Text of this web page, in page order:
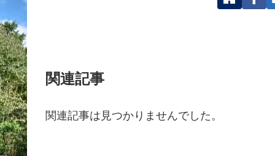
関連記事
関連記事は見つかりませんでした。